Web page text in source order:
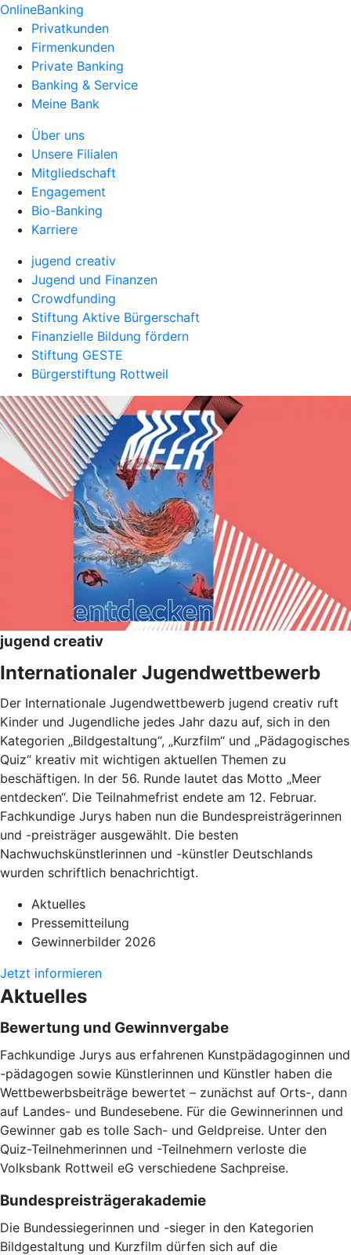
OnlineBanking
Privatkunden
Firmenkunden
Private Banking
Banking & Service
Meine Bank
Über uns
Unsere Filialen
Mitgliedschaft
Engagement
Bio-Banking
Karriere
jugend creativ
Jugend und Finanzen
Crowdfunding
Stiftung Aktive Bürgerschaft
Finanzielle Bildung fördern
Stiftung GESTE
Bürgerstiftung Rottweil
jugend creativ
Internationaler Jugendwettbewerb
Der Internationale Jugendwettbewerb jugend creativ ruft
Kinder und Jugendliche jedes Jahr dazu auf, sich in den
Kategorien „Bildgestaltung“, „Kurzfilm“ und „Pädagogisches
Quiz“ kreativ mit wichtigen aktuellen Themen zu
beschäftigen. In der 56. Runde lautet das Motto „Meer
entdecken“. Die Teilnahmefrist endete am 12. Februar.
Fachkundige Jurys haben nun die Bundespreisträgerinnen
und -preisträger ausgewählt. Die besten
Nachwuchskünstlerinnen und -künstler Deutschlands
wurden schriftlich benachrichtigt.
Aktuelles
Pressemitteilung
Gewinnerbilder 2026
Jetzt informieren
Aktuelles
Bewertung und Gewinnvergabe
Fachkundige Jurys aus erfahrenen Kunstpädagoginnen und
-pädagogen sowie Künstlerinnen und Künstler haben die
Wettbewerbsbeiträge bewertet – zunächst auf Orts-, dann
auf Landes- und Bundesebene. Für die Gewinnerinnen und
Gewinner gab es tolle Sach- und Geldpreise. Unter den
Quiz-Teilnehmerinnen und -Teilnehmern verloste die
Volksbank Rottweil eG verschiedene Sachpreise.
Bundespreisträgerakademie
Die Bundessiegerinnen und -sieger in den Kategorien
Bildgestaltung und Kurzfilm dürfen sich auf die